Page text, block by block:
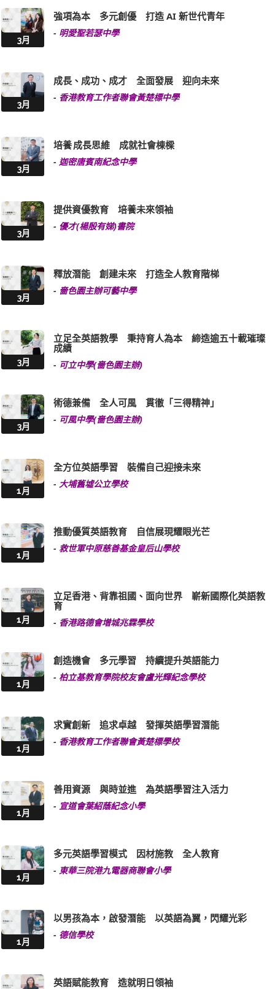
3月
強項為本 多元創優 打造 AI 新世代青年
- 明愛聖若瑟中學
3月
成長、成功、成才 全面發展 迎向未來
- 香港教育工作者聯會黃楚標中學
3月
培養 成長思維 成就社會棟樑
- 迦密唐賓南紀念中學
3月
提供資優教育 培養未來領袖
- 優才(楊殷有娣)書院
3月
釋放潛能 創建未來 打造全人教育階梯
- 嗇色園主辦可藝中學
3月
立足全英語教學 秉持育人為本 締造逾五十載璀璨
成績
- 可立中學(嗇色園主辦)
3月
術德兼備 全人可風 貫徹「三得精神」
- 可風中學(嗇色園主辦)
1月
全方位英語學習 裝備自己迎接未來
- 大埔舊墟公立學校
1月
推動優質英語教育 自信展現耀眼光芒
- 救世軍中原慈善基金皇后山學校
1月
立足香港、背靠祖國、面向世界 嶄新國際化英語教
育
- 香港路德會增城兆霖學校
1月
創造機會 多元學習 持續提升英語能力
- 柏立基教育學院校友會盧光輝紀念學校
1月
求實創新 追求卓越 發揮英語學習潛能
- 香港教育工作者聯會黃楚標學校
1月
善用資源 與時並進 為英語學習注入活力
- 宣道會葉紹蔭紀念小學
1月
多元英語學習模式 因材施教 全人教育
- 東華三院港九電器商聯會小學
1月
以男孩為本，啟發潛能 以英語為翼，閃耀光彩
- 德信學校
英語賦能教育 造就明日領袖